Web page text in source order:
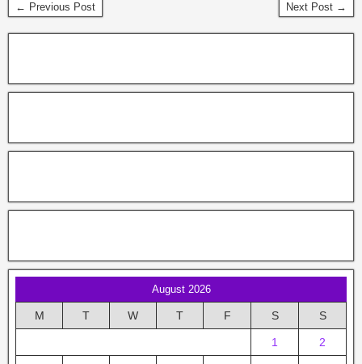
← Previous Post Next Post →
August 2026
M T W T F S S
1 2